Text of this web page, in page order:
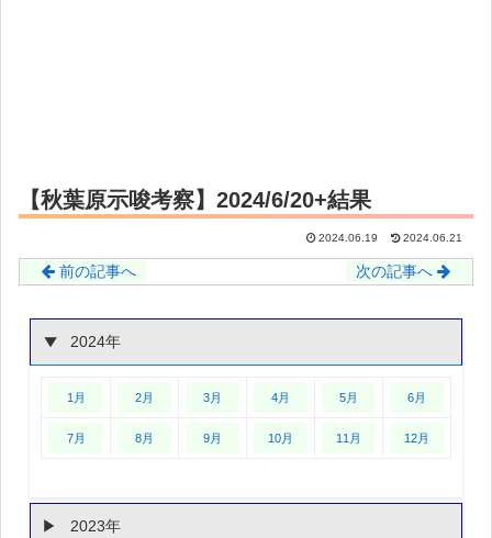
【秋葉原示唆考察】2024/6/20+結果
2024.06.19 2024.06.21
前の記事へ 次の記事へ
2024年
1月 2月 3月 4月 5月 6月
7月 8月 9月 10月 11月 12月
2023年